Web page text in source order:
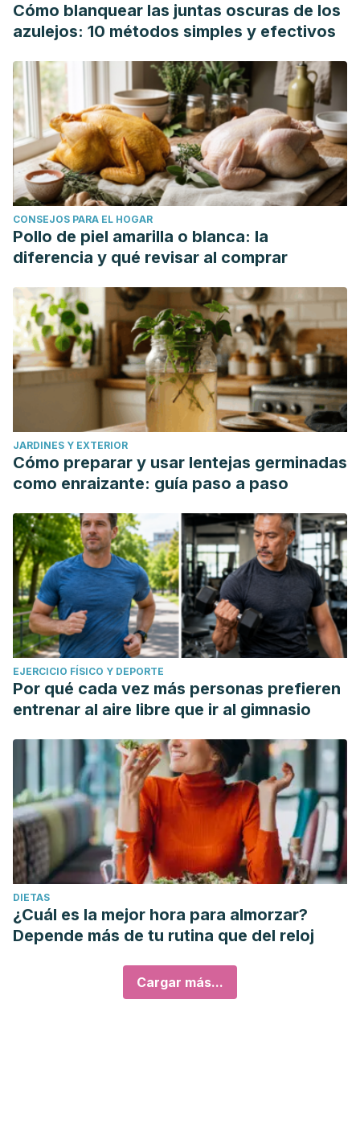
Cómo blanquear las juntas oscuras de los
azulejos: 10 métodos simples y efectivos
CONSEJOS PARA EL HOGAR
Pollo de piel amarilla o blanca: la
diferencia y qué revisar al comprar
JARDINES Y EXTERIOR
Cómo preparar y usar lentejas germinadas
como enraizante: guía paso a paso
EJERCICIO FÍSICO Y DEPORTE
Por qué cada vez más personas prefieren
entrenar al aire libre que ir al gimnasio
DIETAS
¿Cuál es la mejor hora para almorzar?
Depende más de tu rutina que del reloj
Cargar más...